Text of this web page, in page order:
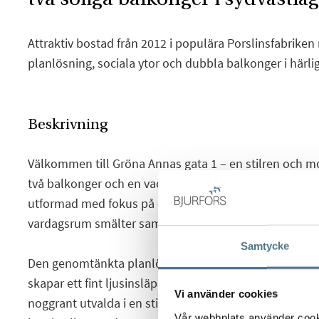
Samtycke
Vi använder cookies
Attraktiv bostad från 2012 i populära
planlösning, sociala ytor och dubbla balkonger i
Beskrivning
Välkommen till Gröna Annas gata 1 – en stilren och
två balkonger och en vacker vy över älven. Bostaden,
utformad med fokus på ett socialt och modernt
vardagsrum smälter samman i en öppen planlösning.
Den genomtänkta planlösningen tillsammans med
skapar ett fint ljusinsläpp och en inbjudande atmosfär.
noggrant utvalda i en stilren och smakfull design som